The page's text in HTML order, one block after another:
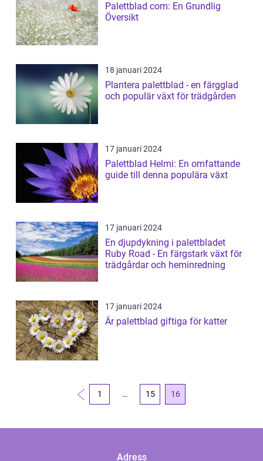
Palettblad com: En Grundlig
Översikt
18 januari 2024
Plantera palettblad - en färgglad
och populär växt för trädgården
17 januari 2024
Palettblad Helmi: En omfattande
guide till denna populära växt
17 januari 2024
En djupdykning i palettbladet
Ruby Road - En färgstark växt för
trädgårdar och heminredning
17 januari 2024
Är palettblad giftiga för katter
1 … 15 16
Adress